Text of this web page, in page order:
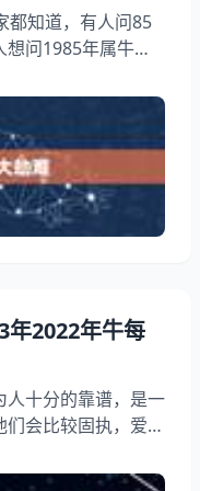
都知道，有人问85
问1985年属牛的
实1985年属牛人
的运势如何，下面
希望能够帮助到
85年属牛的灾难年
候运势会是很好的
作运势很好
年2022年牛每
人十分的靠谱，是一
会比较固执，爱钻
用感情做事，往往
1973年属牛未来5年